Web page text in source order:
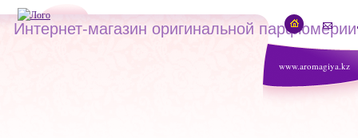
www.aromagiya.kz
Интернет-магазин оригинальной парфюмерии